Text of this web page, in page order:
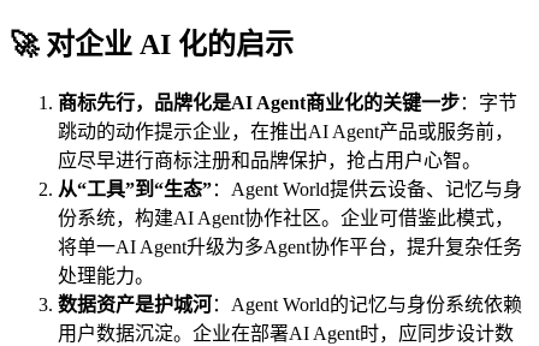
🚀 对企业 AI 化的启示
商标先行，品牌化是AI Agent商业化的关键一步：字节
跳动的动作提示企业，在推出AI Agent产品或服务前，
应尽早进行商标注册和品牌保护，抢占用户心智。
从“工具”到“生态”：Agent World提供云设备、记忆与身
份系统，构建AI Agent协作社区。企业可借鉴此模式，
将单一AI Agent升级为多Agent协作平台，提升复杂任务
处理能力。
数据资产是护城河：Agent World的记忆与身份系统依赖
用户数据沉淀。企业在部署AI Agent时，应同步设计数